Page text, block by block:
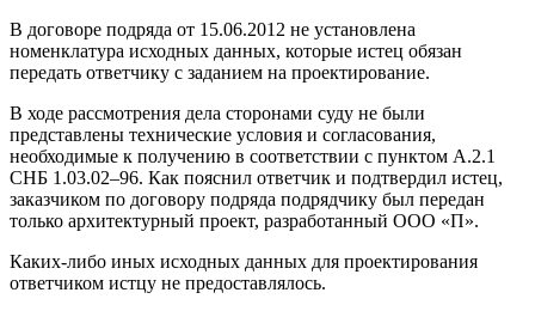
В договоре подряда от 15.06.2012 не установлена
номенклатура исходных данных, которые истец обязан
передать ответчику с заданием на проектирование.
В ходе рассмотрения дела сторонами суду не были
представлены технические условия и согласования,
необходимые к получению в соответствии с пунктом А.2.1
СНБ 1.03.02–96. Как пояснил ответчик и подтвердил истец,
заказчиком по договору подряда подрядчику был передан
только архитектурный проект, разработанный ООО «П».
Каких-либо иных исходных данных для проектирования
ответчиком истцу не предоставлялось.